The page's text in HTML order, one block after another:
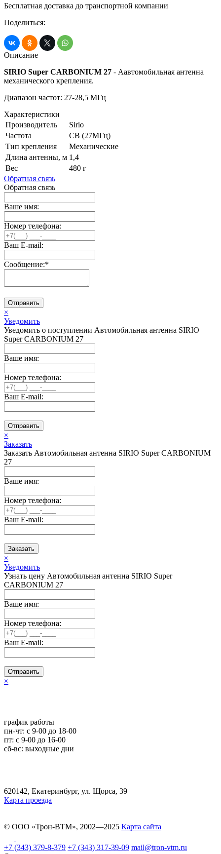
Бесплатная доставка до транспортной компании
Поделиться:
Описание
SIRIO Super CARBONIUM 27 - Аавтомобильная антенна
механического крепления.
Диапазон частот: 27-28,5 МГц
Характеристики
Производитель
Sirio
Частота
CB (27МГц)
Тип крепления
Механические
Длина антенны, м 1,4
Вес
480 г
Обратная связь
Обратная связь
Ваше имя:
Номер телефона:
Ваш E-mail:
Сообщение:*
Отправить
×
Уведомить
Уведомить о поступлении Автомобильная антенна SIRIO
Super CARBONIUM 27
Ваше имя:
Номер телефона:
Ваш E-mail:
Отправить
×
Заказать
Заказать Автомобильная антенна SIRIO Super CARBONIUM
27
Ваше имя:
Номер телефона:
Ваш E-mail:
Заказать
×
Уведомить
Узнать цену Автомобильная антенна SIRIO Super
CARBONIUM 27
Ваше имя:
Номер телефона:
Ваш E-mail:
Отправить
×
график работы
пн-чт: c 9-00 до 18-00
пт: с 9-00 до 16-00
сб-вс: выходные дни
620142, Екатеринбург, ул. Щорса, 39
Карта проезда
© ООО «Трон-ВТМ», 2002—2025 Карта сайта
+7 (343) 379-8-379 +7 (343) 317-39-09 mail@tron-vtm.ru